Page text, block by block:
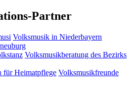
Partner
Volksmusik in Niederbayern
Volksmusikberatung des Bezirks
für Heimatpflege Volksmusikfreunde